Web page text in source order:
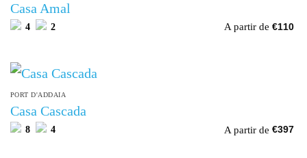
Casa Amal
4 2 A partir de €110
PORT D'ADDAIA
Casa Cascada
8 4 A partir de €397